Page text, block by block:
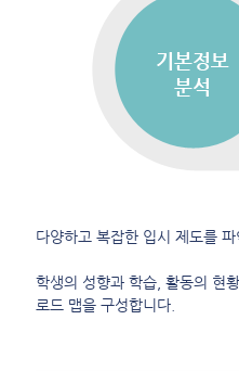
다양하고 복잡한 입시 제도를
학생의 성향과 학습, 활동의 현
로드 맵을 구성합니다.